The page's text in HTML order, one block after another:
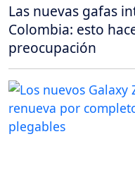
Las nuevas gafas
Colombia: esto
preocupación